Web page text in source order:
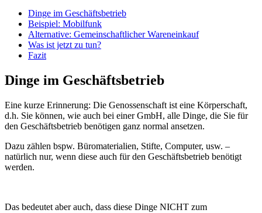
Dinge im Geschäftsbetrieb
Beispiel: Mobilfunk
Alternative: Gemeinschaftlicher Wareneinkauf
Was ist jetzt zu tun?
Fazit
Dinge im Geschäftsbetrieb
Eine kurze Erinnerung: Die Genossenschaft ist eine Körperschaft,
d.h. Sie können, wie auch bei einer GmbH, alle Dinge, die Sie für
den Geschäftsbetrieb benötigen ganz normal ansetzen.
Dazu zählen bspw. Büromaterialien, Stifte, Computer, usw. –
natürlich nur, wenn diese auch für den Geschäftsbetrieb benötigt
werden.
Das bedeutet aber auch, dass diese Dinge NICHT zum